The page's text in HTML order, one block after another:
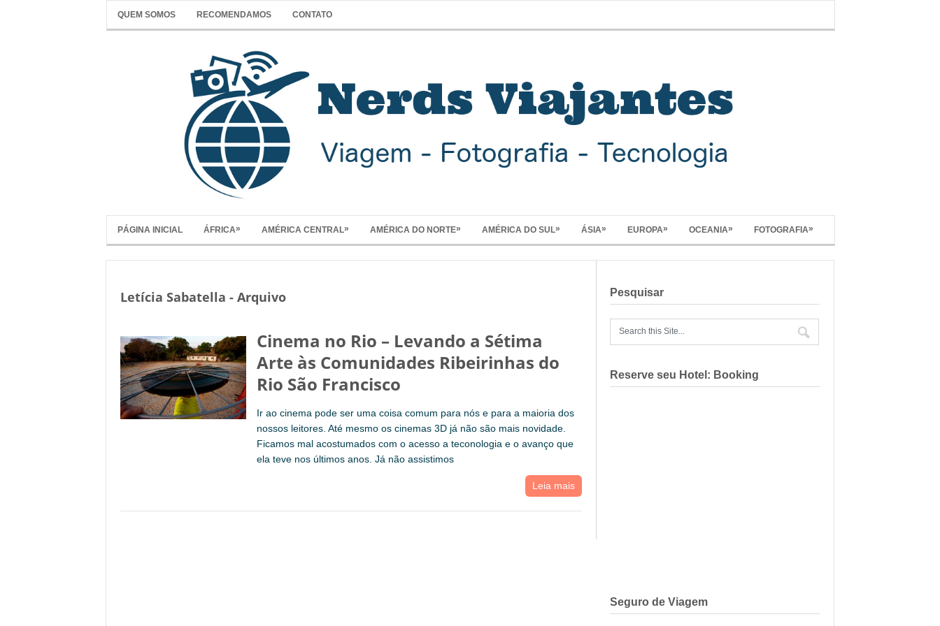
QUEM SOMOS RECOMENDAMOS CONTATO
PÁGINA INICIAL ÁFRICA» AMÉRICA CENTRAL» AMÉRICA DO NORTE» AMÉRICA DO SUL» ÁSIA» EUROPA» OCEANIA» FOTOGRAFIA»
Letícia Sabatella - Arquivo
Cinema no Rio – Levando a Sétima
Arte às Comunidades Ribeirinhas do
Rio São Francisco
Ir ao cinema pode ser uma coisa comum para nós e para a maioria dos
nossos leitores. Até mesmo os cinemas 3D já não são mais novidade.
Ficamos mal acostumados com o acesso a teconologia e o avanço que
ela teve nos últimos anos. Já não assistimos
Leia mais
Pesquisar
Reserve seu Hotel: Booking
Seguro de Viagem